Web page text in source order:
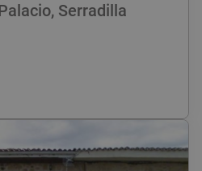
Serradilla